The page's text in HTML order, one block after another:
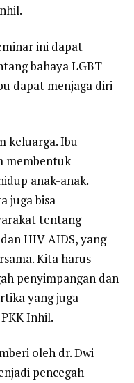
ini dapat
bahaya LGBT
dapat menjaga diri
keluarga. Ibu
membentuk
anak-anak.
juga bisa
tentang
HIV AIDS, yang
Kita harus
penyimpangan dan
yang juga
Inhil.
oleh dr. Dwi
pencegah